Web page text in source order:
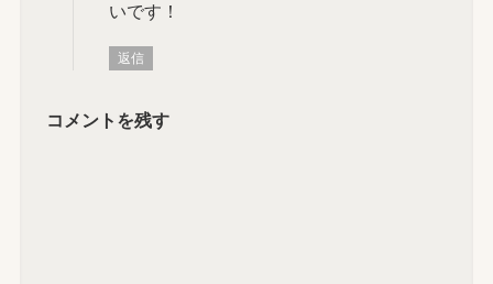
いです！
返信
コメントを残す